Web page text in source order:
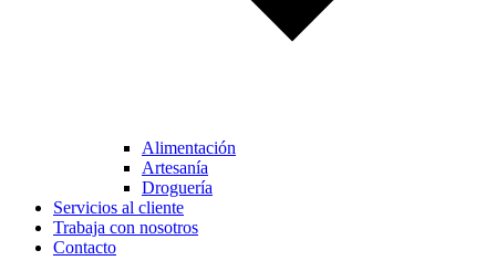
Alimentación
Artesanía
Droguería
Servicios al cliente
Trabaja con nosotros
Contacto